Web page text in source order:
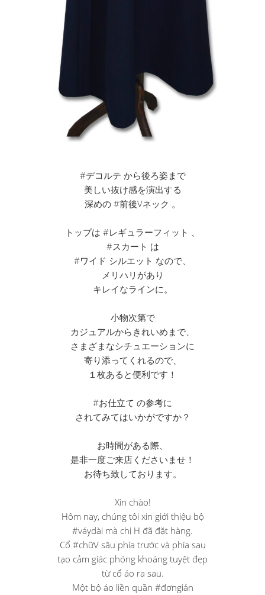
#デコルテ から後ろ姿まで
美しい抜け感を演出する
深めの #前後Vネック 。
トップは #レギュラーフィット 、
#スカート は
#ワイド シルエット なので、
メリハリがあり
キレイなラインに。
小物次第で
カジュアルからきれいめまで、
さまざまなシチュエーションに
寄り添ってくれるので、
１枚あると便利です！
#お仕立て の参考に
されてみてはいかがですか？
お時間がある際、
是非一度ご来店くださいませ！
お待ち致しております。
Xin chào!
Hôm nay, chúng tôi xin giới thiệu bộ
#váydài mà chị H đã đặt hàng.
Cổ #chữV sâu phía trước và phía sau
tạo cảm giác phóng khoáng tuyệt đẹp
từ cổ áo ra sau.
Một bộ áo liền quần #đơngiản